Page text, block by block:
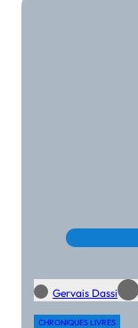
Gervais Dassi
CHRONIQUES LIVRES